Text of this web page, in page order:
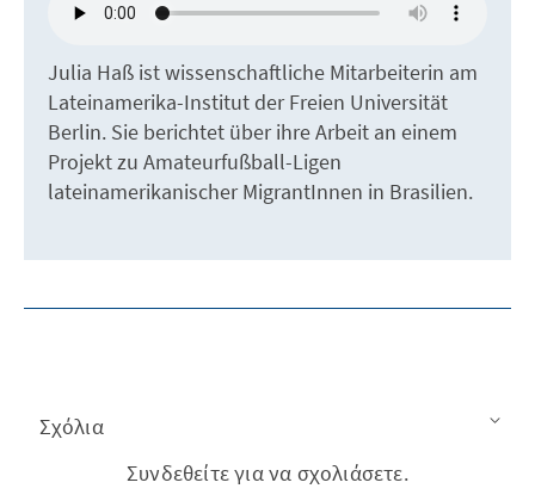
Julia Haß ist wissenschaftliche Mitarbeiterin am
Lateinamerika-Institut der Freien Universität
Berlin. Sie berichtet über ihre Arbeit an einem
Projekt zu Amateurfußball-Ligen
lateinamerikanischer MigrantInnen in Brasilien.
Σχόλια
Συνδεθείτε για να σχολιάσετε.